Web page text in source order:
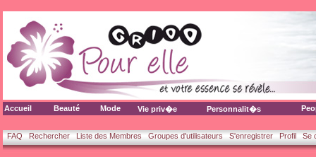
Accueil Beauté Mode Vie priv�e Personnalit�s
FAQ Rechercher Liste des Membres Groupes d'utilisateurs S'enregistrer Profil Se